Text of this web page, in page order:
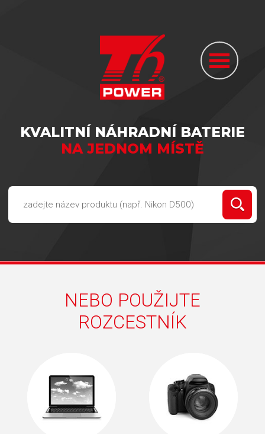
KVALITNÍ NÁHRADNÍ BATERIE
NA JEDNOM MÍSTĚ
NEBO POUŽIJTE
ROZCESTNÍK